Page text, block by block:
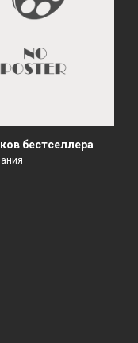
бестселлера